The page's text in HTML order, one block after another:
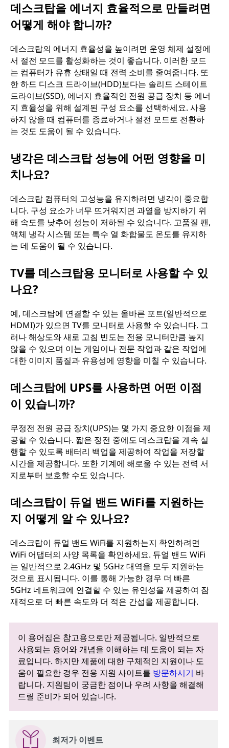
데스크탑을 에너지 효율적으로 만들려면
어떻게 해야 합니까?
데스크탑의 에너지 효율성을 높이려면 운영 체제 설정에
서 절전 모드를 활성화하는 것이 좋습니다. 이러한 모드
는 컴퓨터가 유휴 상태일 때 전력 소비를 줄여줍니다. 또
한 하드 디스크 드라이브(HDD)보다는 솔리드 스테이트
드라이브(SSD), 에너지 효율적인 전원 공급 장치 등 에너
지 효율성을 위해 설계된 구성 요소를 선택하세요. 사용
하지 않을 때 컴퓨터를 종료하거나 절전 모드로 전환하
는 것도 도움이 될 수 있습니다.
냉각은 데스크탑 성능에 어떤 영향을 미
치나요?
데스크탑 컴퓨터의 고성능을 유지하려면 냉각이 중요합
니다. 구성 요소가 너무 뜨거워지면 과열을 방지하기 위
해 속도를 낮추어 성능이 저하될 수 있습니다. 고품질 팬,
액체 냉각 시스템 또는 특수 열 화합물도 온도를 유지하
는 데 도움이 될 수 있습니다.
TV를 데스크탑용 모니터로 사용할 수 있
나요?
예, 데스크탑에 연결할 수 있는 올바른 포트(일반적으로
HDMI)가 있으면 TV를 모니터로 사용할 수 있습니다. 그
러나 해상도와 새로 고침 빈도는 전용 모니터만큼 높지
않을 수 있으며 이는 게임이나 전문 작업과 같은 작업에
대한 이미지 품질과 유용성에 영향을 미칠 수 있습니다.
데스크탑에 UPS를 사용하면 어떤 이점
이 있습니까?
무정전 전원 공급 장치(UPS)는 몇 가지 중요한 이점을 제
공할 수 있습니다. 짧은 정전 중에도 데스크탑을 계속 실
행할 수 있도록 배터리 백업을 제공하여 작업을 저장할
시간을 제공합니다. 또한 기계에 해로울 수 있는 전력 서
지로부터 보호할 수도 있습니다.
데스크탑이 듀얼 밴드 WiFi를 지원하는
지 어떻게 알 수 있나요?
데스크탑이 듀얼 밴드 WiFi를 지원하는지 확인하려면
WiFi 어댑터의 사양 목록을 확인하세요. 듀얼 밴드 WiFi
는 일반적으로 2.4GHz 및 5GHz 대역을 모두 지원하는
것으로 표시됩니다. 이를 통해 가능한 경우 더 빠른
5GHz 네트워크에 연결할 수 있는 유연성을 제공하여 잠
재적으로 더 빠른 속도와 더 적은 간섭을 제공합니다.
이 용어집은 참고용으로만 제공됩니다. 일반적으로
사용되는 용어와 개념을 이해하는 데 도움이 되는 자
료입니다. 하지만 제품에 대한 구체적인 지원이나 도
움이 필요한 경우 전용 지원 사이트를 방문하시기 바
랍니다. 지원팀이 궁금한 점이나 우려 사항을 해결해
드릴 준비가 되어 있습니다.
최저가 이벤트